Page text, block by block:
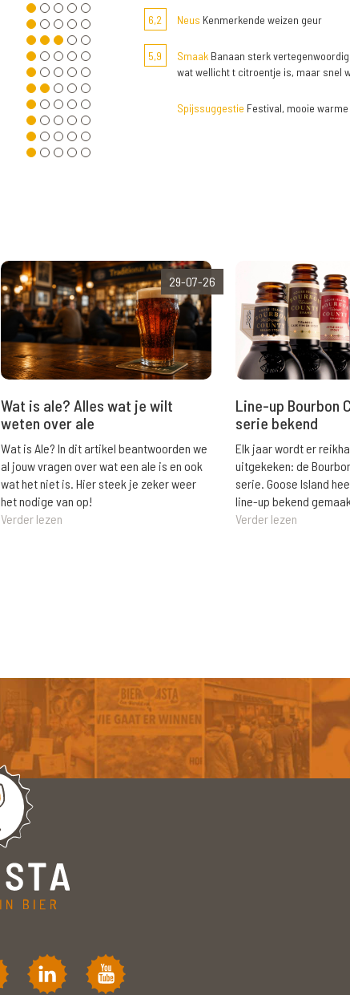
6,2 Neus Kenmerkende weizen geur
5,9 SmaakBanaan sterk
wat wellicht t citroentje is, maar snel
Spijssuggestie Festival, mooie
29-07-26
Wat is ale? Alles wat je wilt
weten over ale
Wat is Ale? In dit artikel beantwoorden we
al jouw vragen over wat een ale is en ook
wat het niet is. Hier steek je zeker weer
het nodige van op!
Verder lezen
Line-up Bourbon
serie bekend
Elk jaar wordt er
uitgekeken: de
serie. Goose Island
line-up bekend
Verder lezen